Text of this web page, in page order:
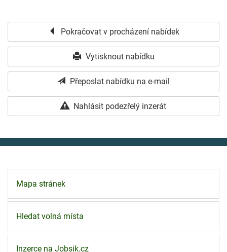
Pokračovat v procházení nabídek
Vytisknout nabídku
Přeposlat nabídku na e-mail
Nahlásit podezřelý inzerát
Mapa stránek
Hledat volná místa
Inzerce na Jobsik.cz